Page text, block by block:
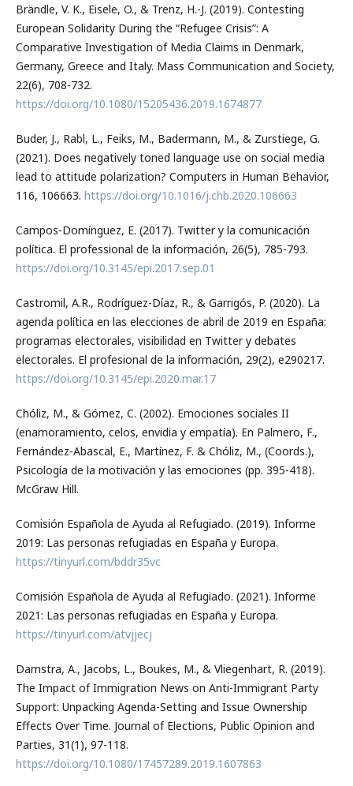
Brändle, V. K., Eisele, O., & Trenz, H.-J. (2019). Contesting
European Solidarity During the “Refugee Crisis”: A
Comparative Investigation of Media Claims in Denmark,
Germany, Greece and Italy. Mass Communication and Society,
22(6), 708-732.
https://doi.org/10.1080/15205436.2019.1674877
Buder, J., Rabl, L., Feiks, M., Badermann, M., & Zurstiege, G.
(2021). Does negatively toned language use on social media
lead to attitude polarization? Computers in Human Behavior,
116, 106663. https://doi.org/10.1016/j.chb.2020.106663
Campos-Domínguez, E. (2017). Twitter y la comunicación
política. El professional de la información, 26(5), 785-793.
https://doi.org/10.3145/epi.2017.sep.01
Castromil, A.R., Rodríguez-Díaz, R., & Garrigós, P. (2020). La
agenda política en las elecciones de abril de 2019 en España:
programas electorales, visibilidad en Twitter y debates
electorales. El profesional de la información, 29(2), e290217.
https://doi.org/10.3145/epi.2020.mar.17
Chóliz, M., & Gómez, C. (2002). Emociones sociales II
(enamoramiento, celos, envidia y empatía). En Palmero, F.,
Fernández-Abascal, E., Martínez, F. & Chóliz, M., (Coords.),
Psicología de la motivación y las emociones (pp. 395-418).
McGraw Hill.
Comisión Española de Ayuda al Refugiado. (2019). Informe
2019: Las personas refugiadas en España y Europa.
https://tinyurl.com/bddr35vc
Comisión Española de Ayuda al Refugiado. (2021). Informe
2021: Las personas refugiadas en España y Europa.
https://tinyurl.com/atvjjecj
Damstra, A., Jacobs, L., Boukes, M., & Vliegenhart, R. (2019).
The Impact of Immigration News on Anti-Immigrant Party
Support: Unpacking Agenda-Setting and Issue Ownership
Effects Over Time. Journal of Elections, Public Opinion and
Parties, 31(1), 97-118.
https://doi.org/10.1080/17457289.2019.1607863